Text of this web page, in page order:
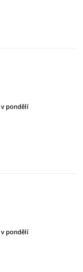
v pondělí
v pondělí